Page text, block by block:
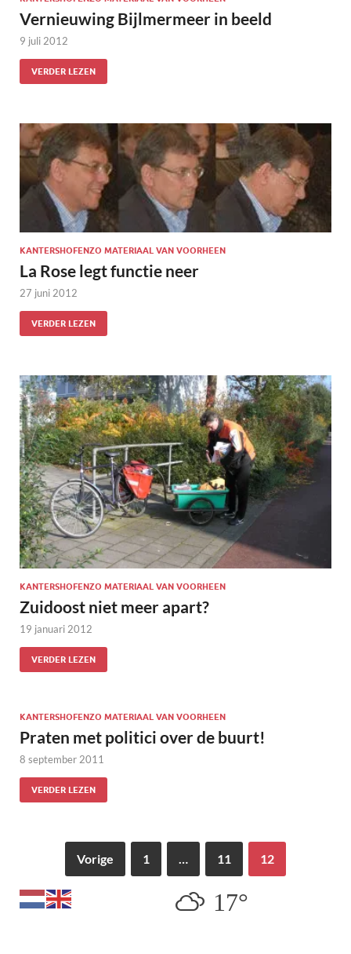
Vernieuwing Bijlmermeer in beeld
9 juli 2012
VERDER LEZEN
KANTERSHOFENZO MATERIAAL VAN VOORHEEN
La Rose legt functie neer
27 juni 2012
VERDER LEZEN
KANTERSHOFENZO MATERIAAL VAN VOORHEEN
Zuidoost niet meer apart?
19 januari 2012
VERDER LEZEN
KANTERSHOFENZO MATERIAAL VAN VOORHEEN
Praten met politici over de buurt!
8 september 2011
VERDER LEZEN
Vorige 1 11 12
17°